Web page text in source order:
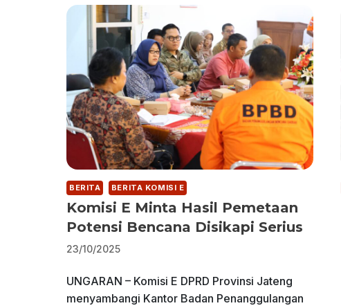
BERITA BERITA KOMISI E
Komisi E Minta Hasil Pemetaan
Potensi Bencana Disikapi Serius
23/10/2025
UNGARAN – Komisi E DPRD Provinsi Jateng
menyambangi Kantor Badan Penanggulangan